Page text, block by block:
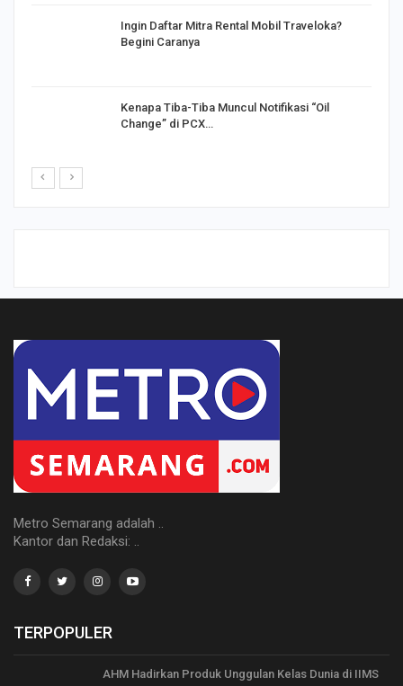
Ingin Daftar Mitra Rental Mobil Traveloka?
Begini Caranya
Kenapa Tiba-Tiba Muncul Notifikasi “Oil
Change” di PCX…
Metro Semarang adalah ..
Kantor dan Redaksi: ..
TERPOPULER
AHM Hadirkan Produk Unggulan Kelas Dunia di IIMS